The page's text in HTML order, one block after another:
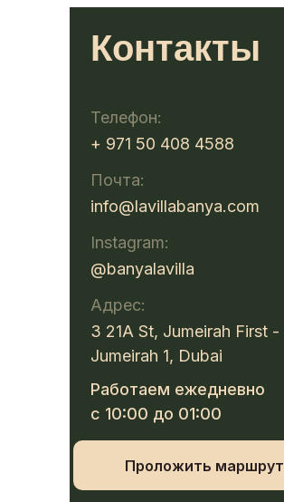
Контакты
info@lavillabanya.com
Почта:
+ 971 50 408 4588
Телефон:
Работаем ежедневно
с 10:00 до 01:00
Адрес:
3 21A St, Jumeirah First -
Jumeirah 1, Dubai
@banyalavilla
Instagram:
Проложить маршрут